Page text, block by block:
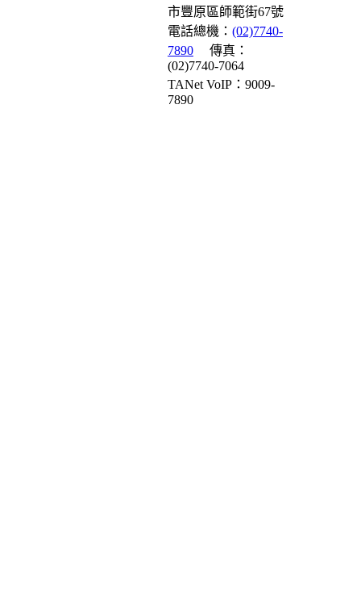
市豐原區師範街67號
電話總機： (02)7740-
7890
傳真：
(02)7740-7064
TANet VoIP：9009-
7890